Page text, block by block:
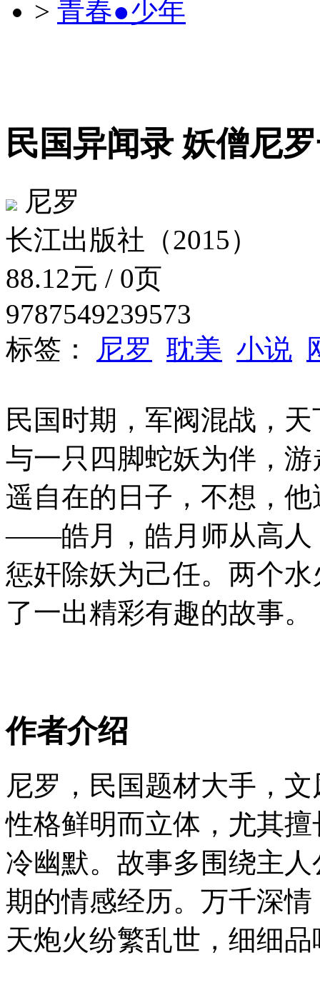
> 青春●少年
民国异闻录 妖僧尼
尼罗
长江出版社（2015）
88.12元 / 0页
9787549239573
标签：
尼罗 耽美 小说
民国时期，军阀混战，
与一只四脚蛇妖为伴，
遥自在的日子，不想，
——皓月，皓月师从高人
惩奸除妖为己任。两个
了一出精彩有趣的故事。
作者介绍
尼罗，民国题材大手，
性格鲜明而立体，尤其
冷幽默。故事多围绕主
期的情感经历。万千深
天炮火纷繁乱世，细细